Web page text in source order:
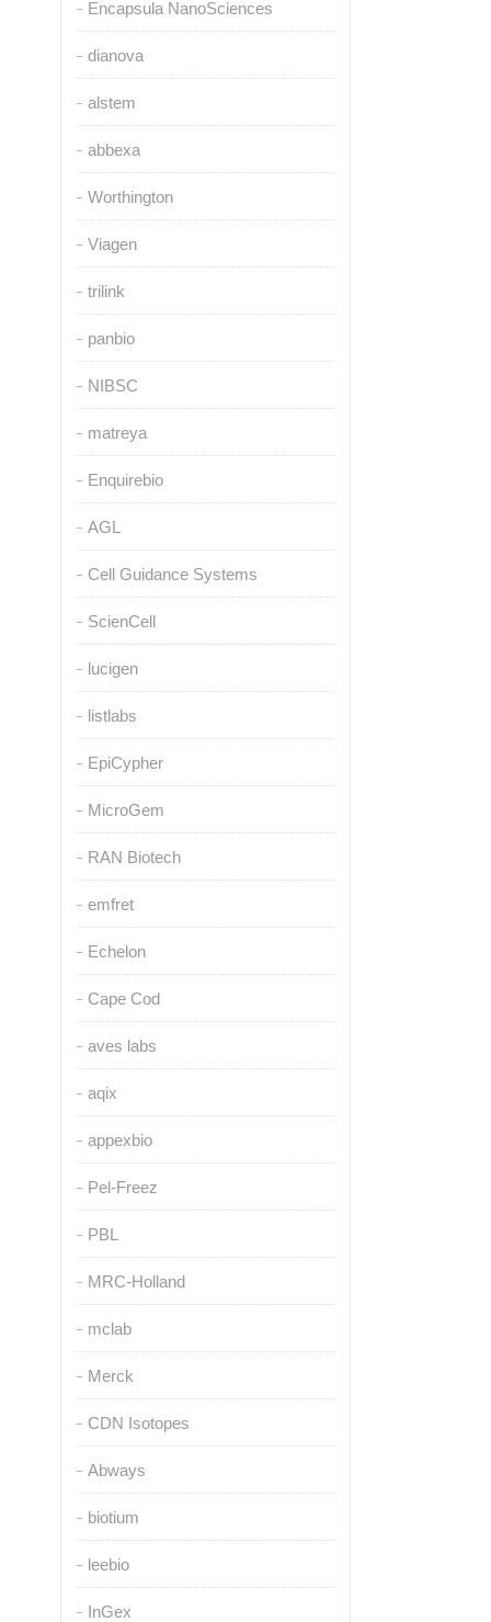
Encapsula NanoSciences
dianova
alstem
abbexa
Worthington
Viagen
trilink
panbio
NIBSC
matreya
Enquirebio
AGL
Cell Guidance Systems
ScienCell
lucigen
listlabs
EpiCypher
MicroGem
RAN Biotech
emfret
Echelon
Cape Cod
aves labs
aqix
appexbio
Pel-Freez
PBL
MRC-Holland
mclab
Merck
CDN Isotopes
Abways
biotium
leebio
InGex